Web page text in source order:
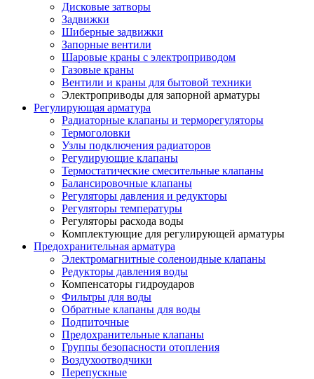
Дисковые затворы
Задвижки
Шиберные задвижки
Запорные вентили
Шаровые краны с электроприводом
Газовые краны
Вентили и краны для бытовой техники
Электроприводы для запорной арматуры
Регулирующая арматура
Радиаторные клапаны и терморегуляторы
Термоголовки
Узлы подключения радиаторов
Регулирующие клапаны
Термостатические смесительные клапаны
Балансировочные клапаны
Регуляторы давления и редукторы
Регуляторы температуры
Регуляторы расхода воды
Комплектующие для регулирующей арматуры
Предохранительная арматура
Электромагнитные соленоидные клапаны
Редукторы давления воды
Компенсаторы гидроударов
Фильтры для воды
Обратные клапаны для воды
Подпиточные
Предохранительные клапаны
Группы безопасности отопления
Воздухоотводчики
Перепускные